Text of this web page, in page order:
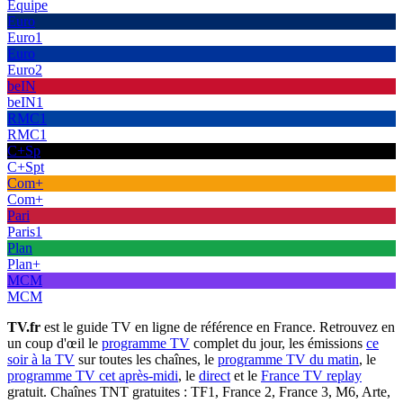
Équipe
Euro
Euro1
Euro
Euro2
beIN
beIN1
RMC1
RMC1
C+Sp
C+Spt
Com+
Com+
Pari
Paris1
Plan
Plan+
MCM
MCM
TV.fr est le guide TV en ligne de référence en France. Retrouvez en
un coup d'œil le programme TV complet du jour, les émissions ce
soir à la TV sur toutes les chaînes, le programme TV du matin, le
programme TV cet après-midi, le direct et le France TV replay
gratuit. Chaînes TNT gratuites : TF1, France 2, France 3, M6, Arte,